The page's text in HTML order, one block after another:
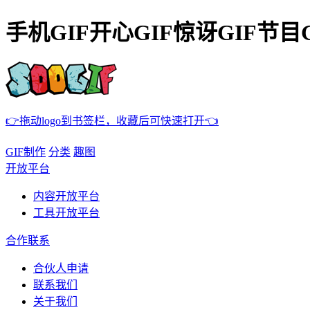
手机GIF开心GIF惊讶GIF节目
👉拖动logo到书签栏，收藏后可快速打开👈
GIF制作 分类 趣图
开放平台
内容开放平台
工具开放平台
合作联系
合伙人申请
联系我们
关于我们